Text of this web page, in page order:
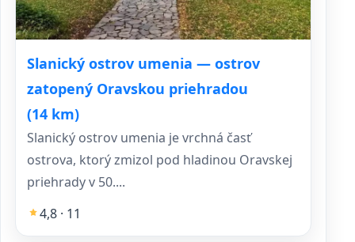
Slanický ostrov umenia — ostrov
zatopený Oravskou priehradou
(14 km)
Slanický ostrov umenia je vrchná časť
ostrova, ktorý zmizol pod hladinou Oravskej
priehrady v 50....
4,8 · 11